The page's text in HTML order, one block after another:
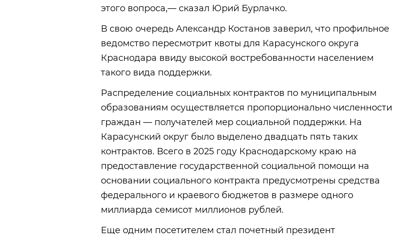
этого вопроса,— сказал Юрий Бурлачко.
В свою очередь Александр Костанов заверил, что профильное
ведомство пересмотрит квоты для Карасунского округа
Краснодара ввиду высокой востребованности населением
такого вида поддержки.
Распределение социальных контрактов по муниципальным
образованиям осуществляется пропорционально численности
граждан — получателей мер социальной поддержки. На
Карасунский округ было выделено двадцать пять таких
контрактов. Всего в 2025 году Краснодарскому краю на
предоставление государственной социальной помощи на
основании социального контракта предусмотрены средства
федерального и краевого бюджетов в размере одного
миллиарда семисот миллионов рублей.
Еще одним посетителем стал почетный президент